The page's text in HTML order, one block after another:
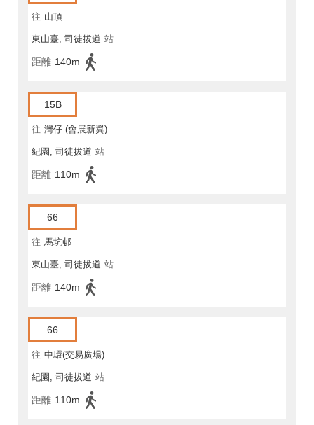
往 山頂
東山臺, 司徒拔道 站
距離 140m
15B
往 灣仔 (會展新翼)
紀園, 司徒拔道 站
距離 110m
66
往 馬坑邨
東山臺, 司徒拔道 站
距離 140m
66
往 中環(交易廣場)
紀園, 司徒拔道 站
距離 110m